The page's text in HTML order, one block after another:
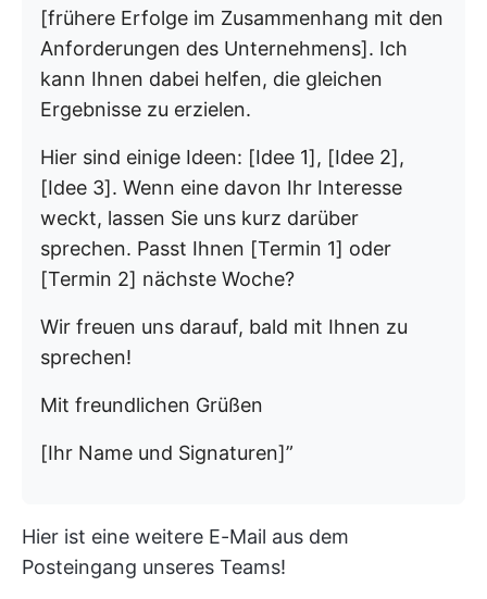
[frühere Erfolge im Zusammenhang mit den
Anforderungen des Unternehmens]. Ich
kann Ihnen dabei helfen, die gleichen
Ergebnisse zu erzielen.
Hier sind einige Ideen: [Idee 1], [Idee 2],
[Idee 3]. Wenn eine davon Ihr Interesse
weckt, lassen Sie uns kurz darüber
sprechen. Passt Ihnen [Termin 1] oder
[Termin 2] nächste Woche?
Wir freuen uns darauf, bald mit Ihnen zu
sprechen!
Mit freundlichen Grüßen
[Ihr Name und Signaturen]”
Hier ist eine weitere E-Mail aus dem
Posteingang unseres Teams!